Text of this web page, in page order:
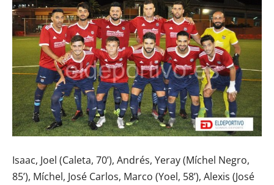
Isaac, Joel (Caleta, 70’), Andrés, Yeray (Míchel Negro,
85’), Míchel, José Carlos, Marco (Yoel, 58’), Alexis (José